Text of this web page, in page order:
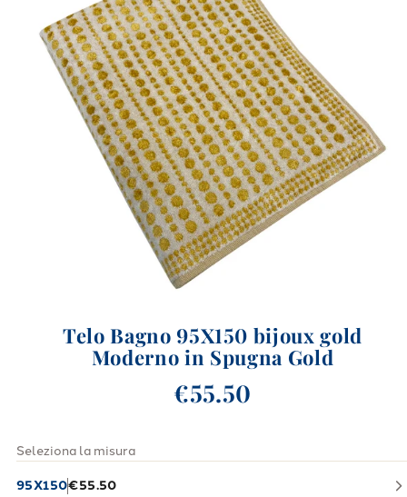
Telo Bagno 95X150 bijoux gold
Moderno in Spugna Gold
€55.50
Seleziona la misura
95X150€55.50